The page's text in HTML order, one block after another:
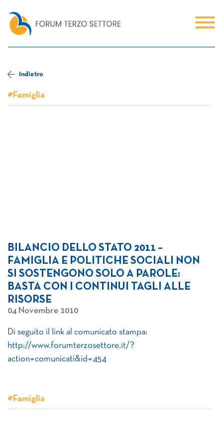
Indietro
#Famiglia
BILANCIO DELLO STATO 2011 –
FAMIGLIA E POLITICHE SOCIALI NON
SI SOSTENGONO SOLO A PAROLE:
BASTA CON I CONTINUI TAGLI ALLE
RISORSE
04 Novembre 2010
Di seguito il link al comunicato stampa:
http://www.forumterzosettore.it/?
action=comunicati&id=454
#Famiglia